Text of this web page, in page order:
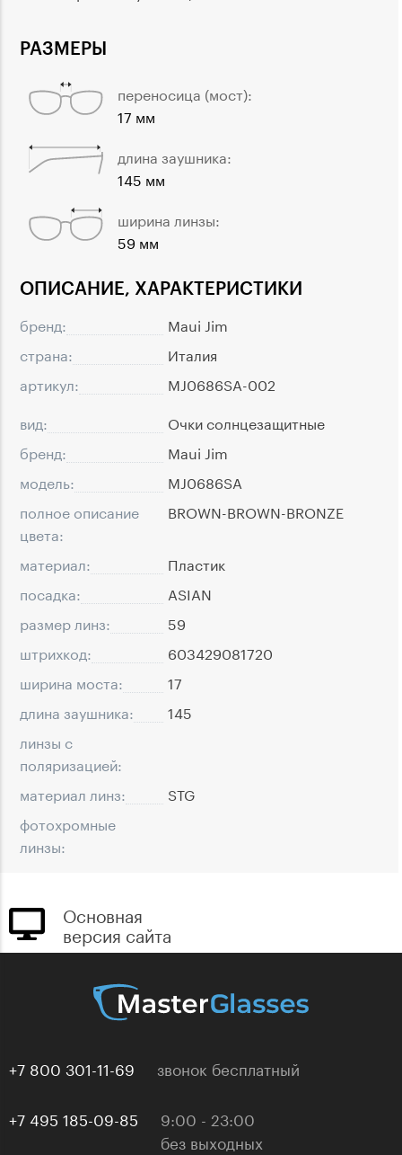
ОПИСАНИЕ, ХАРАКТЕРИСТИКИ
бренд:
Maui Jim
страна:
Италия
артикул:
MJ0686SA-002
вид:
Очки солнцезащитные
бренд:
Maui Jim
модель:
MJ0686SA
полное описание
цвета:
BROWN-BROWN-BRONZE
материал:
Пластик
посадка:
ASIAN
размер линз:
59
штрихкод:
603429081720
ширина моста:
17
длина заушника:
145
линзы с
поляризацией:
материал линз:
STG
фотохромные
линзы:
РАЗМЕРЫ
переносица (мост):
17 мм
длина заушника:
145 мм
ширина линзы:
59 мм
Основная
версия сайта
+7 800 301-11-69 звонок бесплатный
+7 495 185-09-85
9:00 - 23:00
без выходных